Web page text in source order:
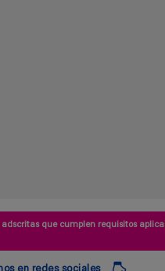
que cumplen requisitos